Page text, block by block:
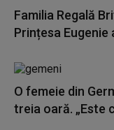
Familia Regală
Prințesa Eugenie
O femeie din
treia oară. „Este